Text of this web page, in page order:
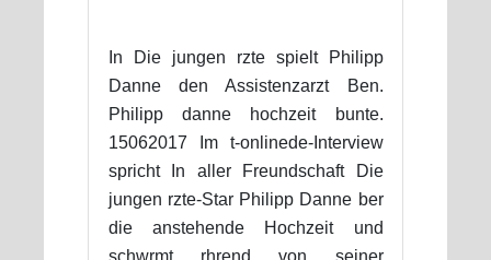
In Die jungen rzte spielt Philipp
Danne den Assistenzarzt Ben.
Philipp danne hochzeit bunte.
15062017 Im t-onlinede-Interview
spricht In aller Freundschaft Die
jungen rzte-Star Philipp Danne ber
die anstehende Hochzeit und
schwrmt rhrend von seiner